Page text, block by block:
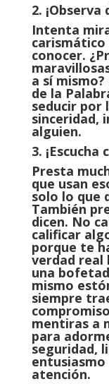
2.
Intenta
carismático
conocer.
a sí
de la
seducir por
sinceridad,
alguien.
3.
Presta
que usan
solo lo que
También
dicen. No
calificar
porque te
verdad real
una
mismo
siempre
mentiras a
para
seguridad,
entusiasmo
atención.